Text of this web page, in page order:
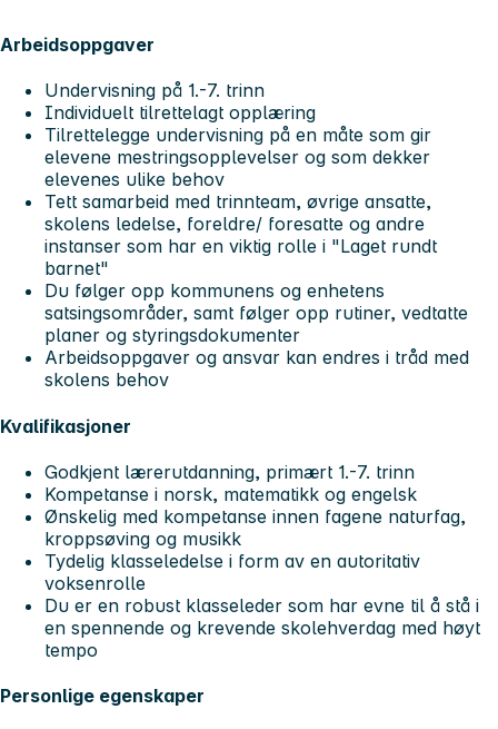
Arbeidsoppgaver
Undervisning på 1.-7. trinn
Individuelt tilrettelagt opplæring
Tilrettelegge undervisning på en måte som gir
elevene mestringsopplevelser og som dekker
elevenes ulike behov
Tett samarbeid med trinnteam, øvrige ansatte,
skolens ledelse, foreldre/ foresatte og andre
instanser som har en viktig rolle i "Laget rundt
barnet"
Du følger opp kommunens og enhetens
satsingsområder, samt følger opp rutiner, vedtatte
planer og styringsdokumenter
Arbeidsoppgaver og ansvar kan endres i tråd med
skolens behov
Kvalifikasjoner
Godkjent lærerutdanning, primært 1.-7. trinn
Kompetanse i norsk, matematikk og engelsk
Ønskelig med kompetanse innen fagene naturfag,
kroppsøving og musikk
Tydelig klasseledelse i form av en autoritativ
voksenrolle
Du er en robust klasseleder som har evne til å stå i
en spennende og krevende skolehverdag med høyt
tempo
Personlige egenskaper